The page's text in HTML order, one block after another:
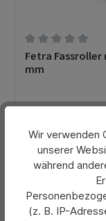
Fetra Fassroller
mm
293,44
Preise exkl. MwSt.
Wir verwenden
unserer
während
(z. B. IP-